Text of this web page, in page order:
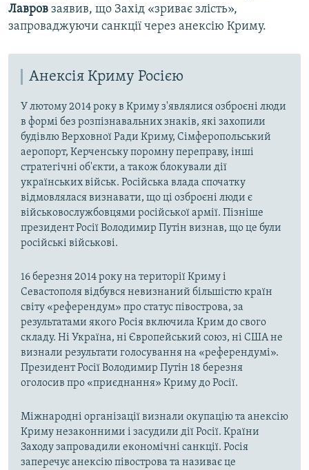
Лавров заявив, що Захід «зриває злість»,
запроваджуючи санкції через анексію Криму.
Анексія Криму Росією
У лютому 2014 року в Криму з'являлися озброєні люди
в формі без розпізнавальних знаків, які захопили
будівлю Верховної Ради Криму, Сімферопольський
аеропорт, Керченську поромну переправу, інші
стратегічні об'єкти, а також блокували дії
українських військ. Російська влада спочатку
відмовлялася визнавати, що ці озброєні люди є
військовослужбовцями російської армії. Пізніше
президент Росії Володимир Путін визнав, що це були
російські військові.
16 березня 2014 року на території Криму і
Севастополя відбувся невизнаний більшістю країн
світу «референдум» про статус півострова, за
результатами якого Росія включила Крим до свого
складу. Ні Україна, ні Європейський союз, ні США не
визнали результати голосування на «референдумі».
Президент Росії Володимир Путін 18 березня
оголосив про «приєднання» Криму до Росії.
Міжнародні організації визнали окупацію та анексію
Криму незаконними і засудили дії Росії. Країни
Заходу запровадили економічні санкції. Росія
заперечує анексію півострова та називає це